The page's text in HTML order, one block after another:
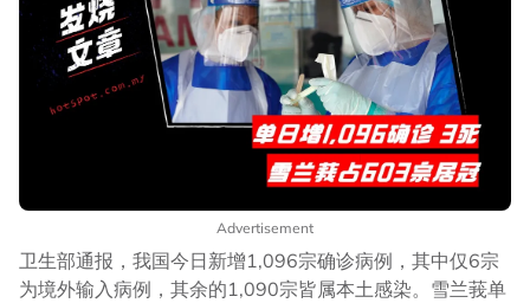
Advertisement
卫生部通报，我国今日新增1,096宗确诊病例，其中仅6宗
为境外输入病例，其余的1,090宗皆属本土感染。雪兰莪单